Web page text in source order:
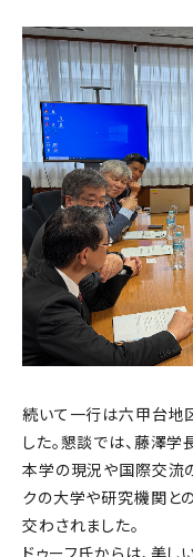
続いて一行は六甲台地
した。懇談では、藤澤
本学の現況や国際交流
クの大学や研究機関と
交わされました。